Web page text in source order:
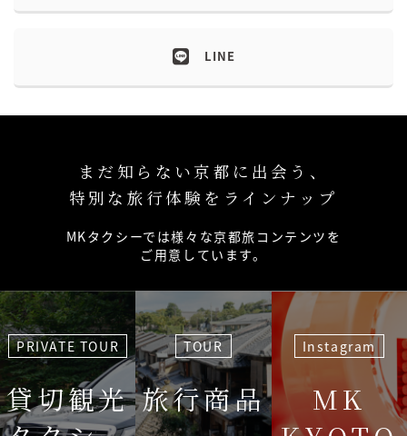
LINE
まだ知らない京都に出会う、
特別な旅行体験をラインナップ
MKタクシーでは様々な京都旅コンテンツを
ご用意しています。
PRIVATE TOUR
貸切観光
TOUR
旅行商品
Instagram
MK